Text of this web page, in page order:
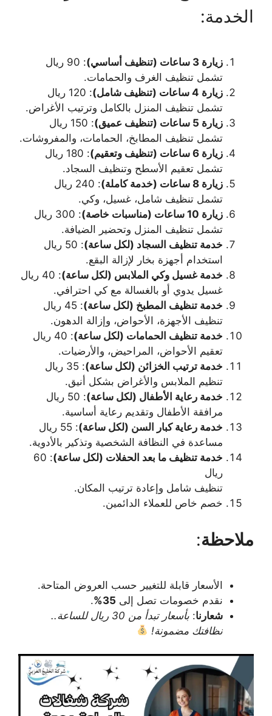
الخدمة:
زيارة 3 ساعات (تنظيف أساسي)
: 90 ريال
تشمل تنظيف الغرف والحمامات.
زيارة 4 ساعات (تنظيف شامل)
: 120 ريال
تشمل تنظيف المنزل بالكامل وترتيب الأغراض.
زيارة 5 ساعات (تنظيف عميق)
: 150 ريال
تشمل تنظيف المطابخ، الحمامات، والمفروشات.
زيارة 6 ساعات (تنظيف وتعقيم)
: 180 ريال
تشمل تعقيم الأسطح وتنظيف السجاد.
زيارة 8 ساعات (خدمة كاملة)
: 240 ريال
تشمل تنظيف شامل، غسيل، وكي.
زيارة 10 ساعات (مناسبات خاصة)
: 300 ريال
تشمل تنظيف المنزل وتحضير الضيافة.
خدمة تنظيف السجاد (لكل ساعة): 50 ريال
استخدام أجهزة بخار لإزالة البقع.
خدمة غسيل وكي الملابس (لكل ساعة): 40 ريال
غسيل يدوي أو بالغسالة مع كي احترافي.
خدمة تنظيف المطبخ (لكل ساعة): 45 ريال
تنظيف الأجهزة، الأحواض، وإزالة الدهون.
خدمة تنظيف الحمامات (لكل ساعة): 40 ريال
تعقيم الأحواض، المراحيض، والأرضيات.
خدمة ترتيب الخزائن (لكل ساعة): 35 ريال
تنظيم الملابس والأغراض بشكل أنيق.
خدمة رعاية الأطفال (لكل ساعة): 50 ريال
مرافقة الأطفال وتقديم رعاية أساسية.
خدمة رعاية كبار السن (لكل ساعة): 55 ريال
مساعدة في النظافة الشخصية وتذكير بالأدوية.
خدمة تنظيف ما بعد الحفلات (لكل ساعة) : 60
ريال
تنظيف شامل وإعادة ترتيب المكان.
خصم خاص للعملاء الدائمين.
ملاحظة:
الأسعار قابلة للتغيير حسب العروض المتاحة.
نقدم خصومات تصل إلى 35%
.
شعارنا:
بأسعار تبدأ من 30 ريال للساعة..
نظافتك مضمونة!